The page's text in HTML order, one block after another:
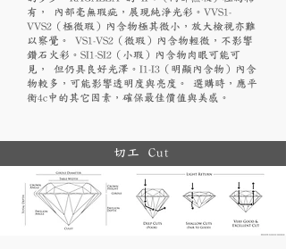
有， 內部毫無瑕疵，展現純淨光彩。VVS1-
VVS2（極微瑕）內含物極其微小，放大檢視亦難
以察覺。 VS1-VS2（微瑕）內含物輕微，不影響
鑽石火彩。SI1-SI2（小瑕）內含物肉眼可能可
見， 但仍具良好光澤。I1-I3（明顯內含物）內含
物較多，可能影響透明度與亮度。 選購時，應平
衡4c中的其它因素，確保最佳價值與美感。
切工 Cut